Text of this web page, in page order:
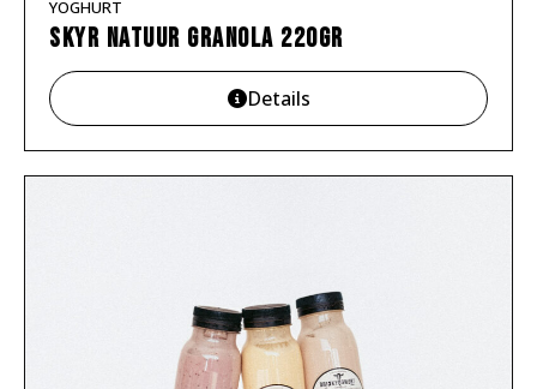
YOGHURT
Skyr natuur granola 220gr
Details